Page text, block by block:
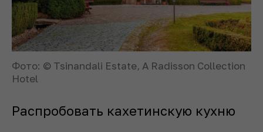
Фото: © Tsinandali Estate, A Radisson Collection
Hotel
Распробовать кахетинскую кухню